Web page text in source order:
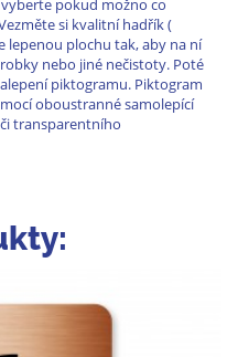
pokud možno co
si kvalitní hadřík (
lepenou plochu tak, aby na ní
nebo jiné nečistoty. Poté
piktogramu. Piktogram
oboustranné samolepící
transparentního